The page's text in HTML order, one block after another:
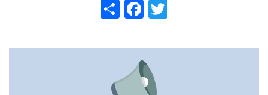
ShareFacebook